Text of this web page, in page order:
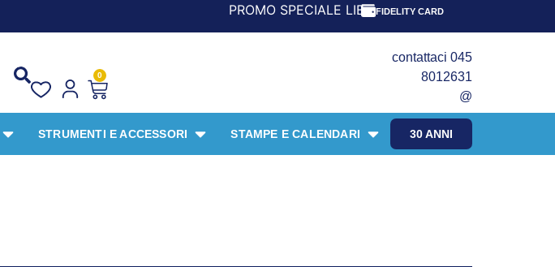
PROMO SPECIALE LIBRI PER I 30 ANNI DEL FRANGENTE!
FIDELITY CARD
0
contattaci 045
8012631
@
30 ANNI
STRUMENTI E ACCESSORI STAMPE E CALENDARI